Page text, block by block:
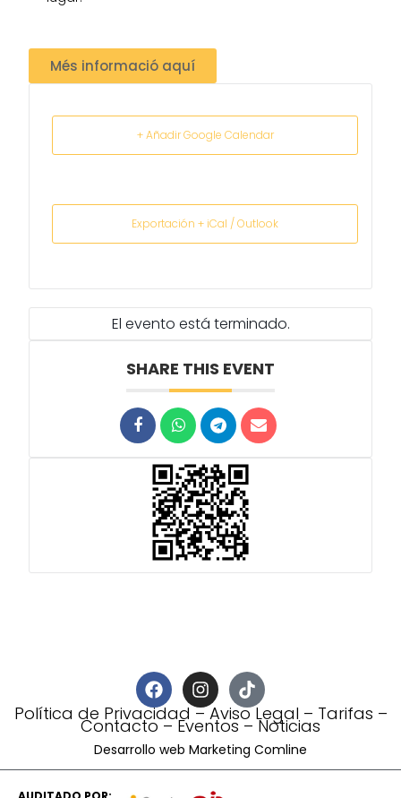
El evento está terminado.
SHARE THIS EVENT
Més informació aquí
+ Añadir Google Calendar
Exportación + iCal / Outlook
Política de Privacidad–Aviso Legal – Tarifas –
Contacto–Eventos –Noticias
Desarrollo web Marketing Comline